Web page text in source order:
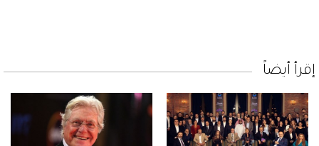
إقرأ أيضاً